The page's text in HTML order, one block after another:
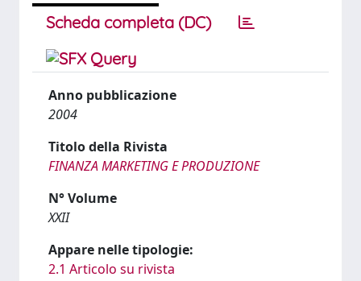
Scheda completa (DC)
Anno pubblicazione
2004
Titolo della Rivista
FINANZA MARKETING E PRODUZIONE
N° Volume
XXII
Appare nelle tipologie:
2.1 Articolo su rivista